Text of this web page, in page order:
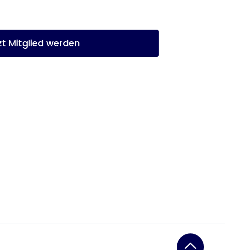
Mitglied werden